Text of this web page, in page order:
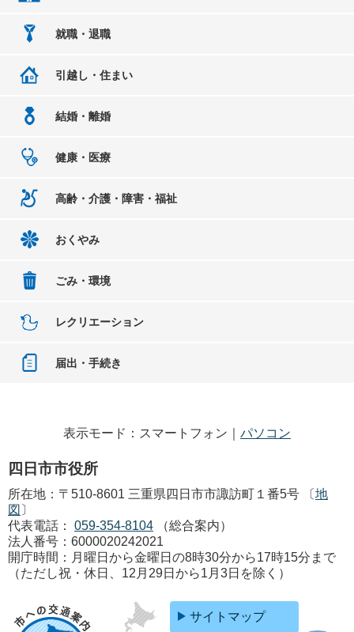
就職・退職
引越し・住まい
結婚・離婚
健康・医療
高齢・介護・障害・福祉
おくやみ
ごみ・環境
レクリエーション
届出・手続き
表示モード：スマートフォン｜ パソコン
四日市市役所
所在地：〒510-8601 三重県四日市市諏訪町１番5号 〔地
図 〕
代表電話：
059-354-8104
（総合案内）
法人番号：6000020242021
開庁時間：月曜日から金曜日の8時30分から17時15分まで
（ただし祝・休日、12月29日から1月3日を除く）
サイトマップ